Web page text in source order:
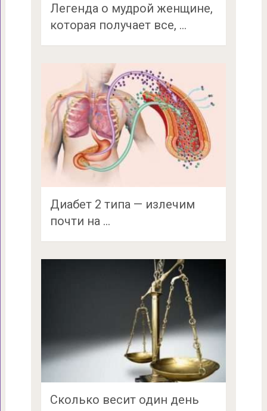
Легенда о мудрой женщине,
которая получает все, …
Диабет 2 типа — излечим
почти на …
Сколько весит один день